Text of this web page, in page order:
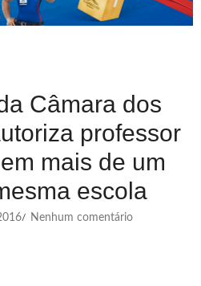
Câmara dos
professor
mais de um
escola
/ Nenhum comentário